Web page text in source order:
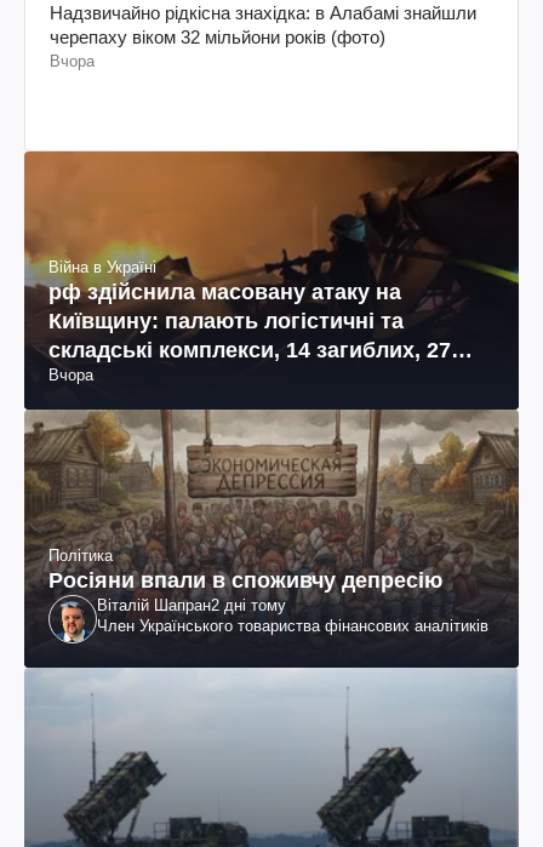
Надзвичайно рідкісна знахідка: в Алабамі знайшли
черепаху віком 32 мільйони років (фото)
Вчора
Війна в Україні
рф здійснила масовану атаку на
Київщину: палають логістичні та
складські комплекси, 14 загиблих, 27
поранених (фото, відео)
Вчора
Політика
Росіяни впали в споживчу депресію
Віталій Шапран2 дні тому
Член Українського товариства фінансових аналітиків